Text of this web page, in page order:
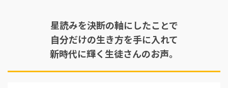
星読みを決断の軸にしたことで
自分だけの生き方を手に入れて
新時代に輝く生徒さんのお声。